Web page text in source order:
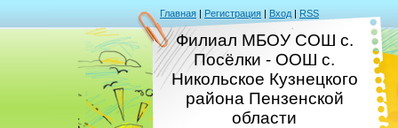
Главная | Регистрация | Вход | RSS
Филиал МБОУ СОШ с.
Посёлки - ООШ с.
Никольское Кузнецкого
района Пензенской
области